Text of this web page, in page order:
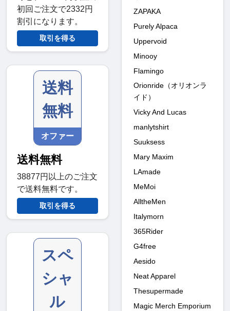
初回ご注文で2332円
割引になります。
取引を得る
送料
無料
オファー
送料無料
38877円以上のご注文
で送料無料です。
取引を得る
スペ
シャ
ル
ZAPAKA
Purely Alpaca
Uppervoid
Minooy
Flamingo
Orionride（オリオンラ
イド）
Vicky And Lucas
manlytshirt
Suuksess
Mary Maxim
LAmade
MeMoi
AlltheMen
Italymorn
365Rider
G4free
Aesido
Neat Apparel
Thesupermade
Magic Merch Emporium